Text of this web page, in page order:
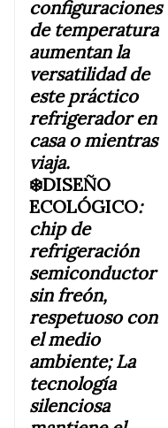
configuraciones
de temperatura
aumentan la
versatilidad de
este práctico
refrigerador en
casa o mientras
viaja.
❄️DISEÑO
ECOLÓGICO:
chip de
refrigeración
semiconductor
sin freón,
respetuoso con
el medio
ambiente; La
tecnología
silenciosa